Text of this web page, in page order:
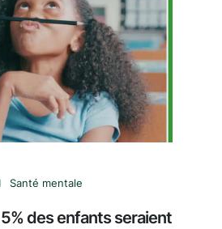
Santé mentale
5% des enfants seraient